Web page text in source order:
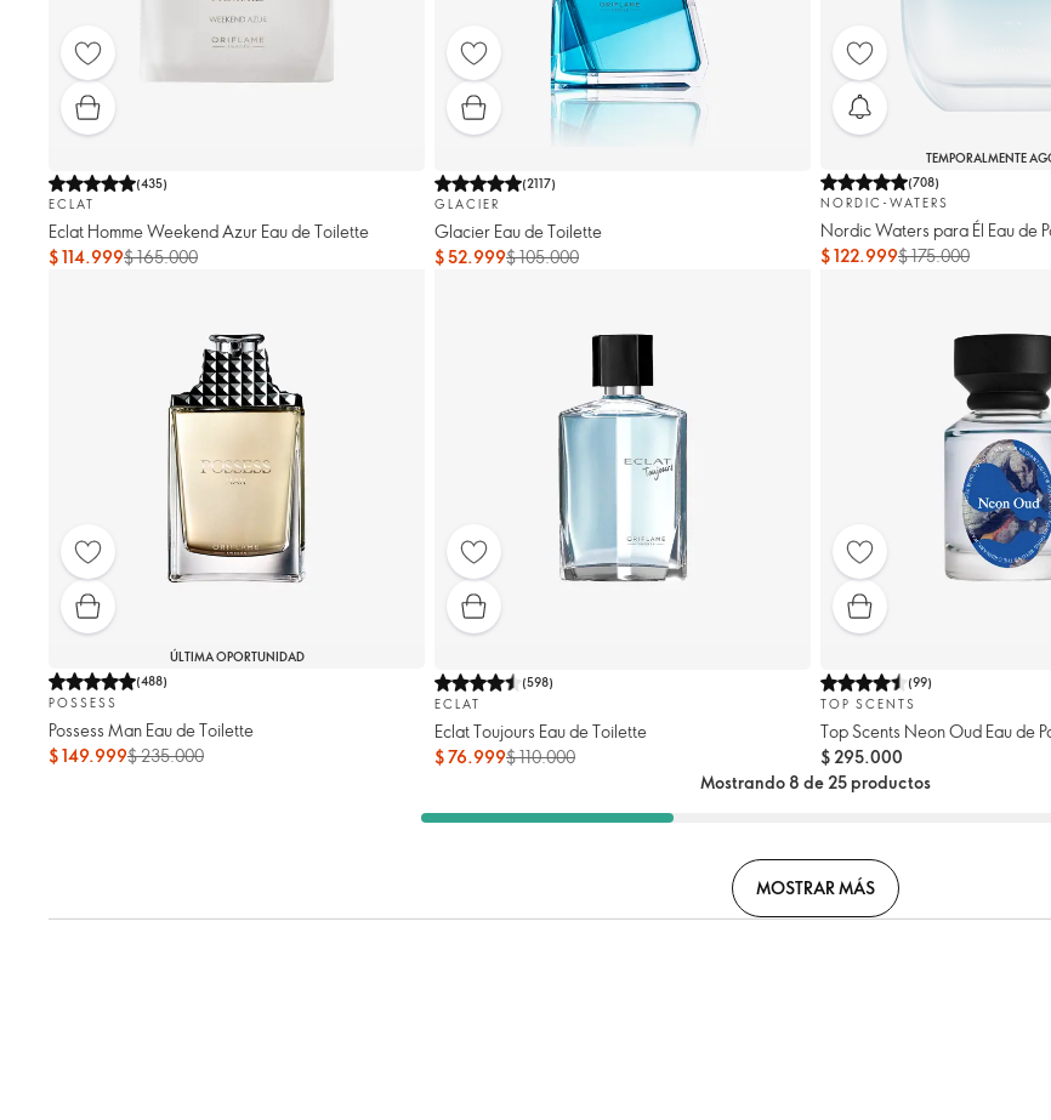
(435)
ECLAT
Eclat Homme Weekend Azur Eau de Toilette
$ 114.999$ 165.000
(2117)
GLACIER
Glacier Eau de Toilette
$ 52.999$ 105.000
TEMPORALMENTE
(708)
NORDIC-WATERS
Nordic Waters para Él Eau de
$ 122.999$ 175.000
ÚLTIMA OPORTUNIDAD
(488)
POSSESS
Possess Man Eau de Toilette
$ 149.999$ 235.000
(598)
ECLAT
Eclat Toujours Eau de Toilette
$ 76.999$ 110.000
(99)
TOP SCENTS
Top Scents Neon Oud Eau de
$ 295.000
Mostrando 8 de 25 productos
MOSTRAR MÁS